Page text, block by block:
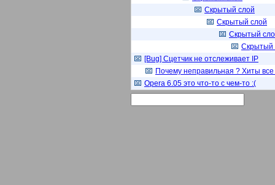
Скрытый слой
Скрытый слой
Скрытый
Скрытый
[Bug] Сцетчик не отслеживает IP
Почему неправильная ? Хиты
Opera 6.05 это что-то с чем-то :(